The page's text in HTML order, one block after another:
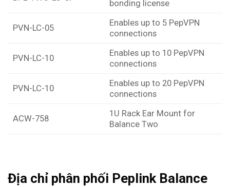
bonding license
PVN-LC-05
Enables up to 5 PepVPN
connections
PVN-LC-10
Enables up to 10 PepVPN
connections
PVN-LC-10
Enables up to 20 PepVPN
connections
ACW-758
1U Rack Ear Mount for
Balance Two
Địa chỉ phân phối Peplink Balance